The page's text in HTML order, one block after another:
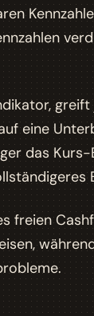
greift
eine
das
freien